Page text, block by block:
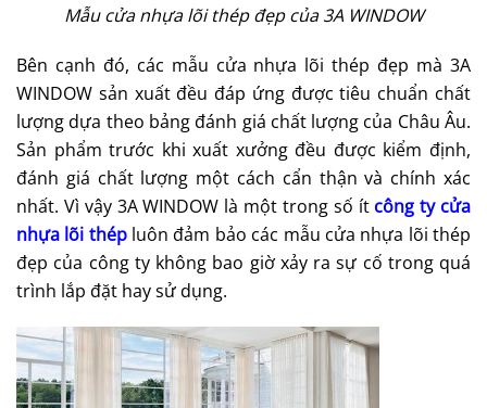
Mẫu cửa nhựa lõi thép đẹp của 3A WINDOW
Bên cạnh đó, các mẫu cửa nhựa lõi thép đẹp mà 3A
WINDOW sản xuất đều đáp ứng được tiêu chuẩn chất
lượng dựa theo bảng đánh giá chất lượng của Châu Âu.
Sản phẩm trước khi xuất xưởng đều được kiểm định,
đánh giá chất lượng một cách cẩn thận và chính xác
nhất. Vì vậy 3A WINDOW là một trong số ít công ty cửa
nhựa lõi thépluôn đảm bảo các mẫu cửa nhựa lõi thép
đẹp của công ty không bao giờ xảy ra sự cố trong quá
trình lắp đặt hay sử dụng.